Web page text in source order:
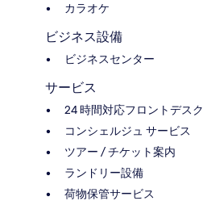
カラオケ
ビジネス設備
ビジネスセンター
サービス
24 時間対応フロントデスク
コンシェルジュ サービス
ツアー / チケット案内
ランドリー設備
荷物保管サービス